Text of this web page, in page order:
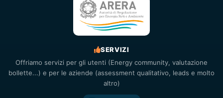
SERVIZI
Offriamo servizi per gli utenti (Energy community, valutazione
bollette...) e per le aziende (assessment qualitativo, leads e molto
altro)